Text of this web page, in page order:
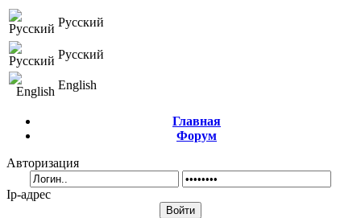
Русский
Русский
English
Главная
Форум
Авторизация
Ip-адрес